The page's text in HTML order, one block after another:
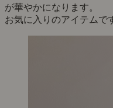
が華やかになります。
お気に入りのアイテムで